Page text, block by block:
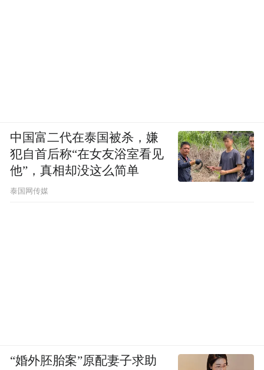
中国富二代在泰国被杀，嫌
犯自首后称“在女友浴室看见
他”，真相却没这么简单
泰国网传媒
“婚外胚胎案”原配妻子求助